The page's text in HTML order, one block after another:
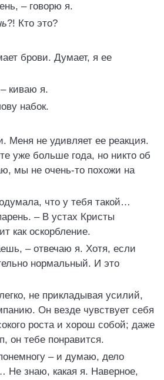
– говорю я.
?! Кто это?
брови. Думает, я ее
киваю я.
набок.
Меня не удивляет ее реакция.
уже больше года, но никто об
мы не очень-то похожи на
что у тебя такой…
– В устах Кристы
как оскорбление.
– отвечаю я. Хотя, если
нормальный. И это
не прикладывая усилий,
Он везде чувствует себя
роста и хорош собой; даже
он тебе понравится.
– и думаю, дело
Не знаю, какая я. Наверное,